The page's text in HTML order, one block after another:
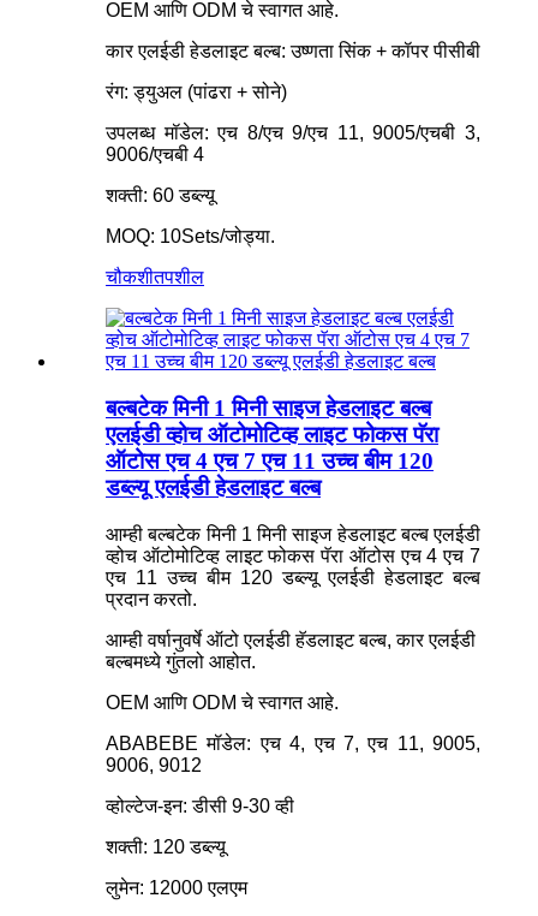
OEM आणि ODM चे स्वागत आहे.
कार एलईडी हेडलाइट बल्ब: उष्णता सिंक + कॉपर पीसीबी
रंग: ड्युअल (पांढरा + सोने)
उपलब्ध मॉडेल: एच 8/एच 9/एच 11, 9005/एचबी 3,
9006/एचबी 4
शक्ती: 60 डब्ल्यू
MOQ: 10Sets/जोड्या.
चौकशीतपशील
बल्बटेक मिनी 1 मिनी साइज हेडलाइट बल्ब
एलईडी व्होच ऑटोमोटिव्ह लाइट फोकस पॅरा
ऑटोस एच 4 एच 7 एच 11 उच्च बीम 120
डब्ल्यू एलईडी हेडलाइट बल्ब
आम्ही बल्बटेक मिनी 1 मिनी साइज हेडलाइट बल्ब एलईडी
व्होच ऑटोमोटिव्ह लाइट फोकस पॅरा ऑटोस एच 4 एच 7
एच 11 उच्च बीम 120 डब्ल्यू एलईडी हेडलाइट बल्ब
प्रदान करतो.
आम्ही वर्षानुवर्षे ऑटो एलईडी हॅडलाइट बल्ब, कार एलईडी
बल्बमध्ये गुंतलो आहोत.
OEM आणि ODM चे स्वागत आहे.
ABABEBE मॉडेल: एच 4, एच 7, एच 11, 9005,
9006, 9012
व्होल्टेज-इन: डीसी 9-30 व्ही
शक्ती: 120 डब्ल्यू
लुमेन: 12000 एलएम